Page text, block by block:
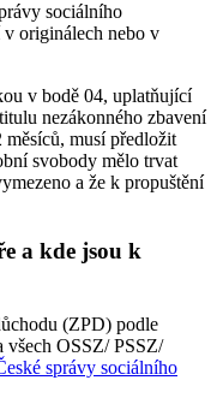
sociálního
v originálech nebo v
v bodě 04, uplatňující
nezákonného zbavení
měsíců, musí předložit
svobody mělo trvat
a že k propuštění
a kde jsou k
(ZPD) podle
všech OSSZ/ PSSZ/
správy sociálního